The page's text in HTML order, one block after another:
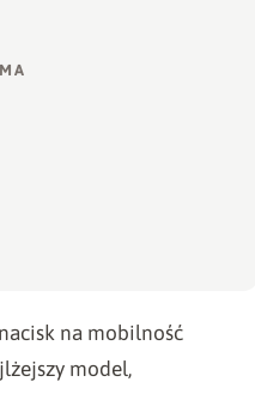
na mobilność
model,